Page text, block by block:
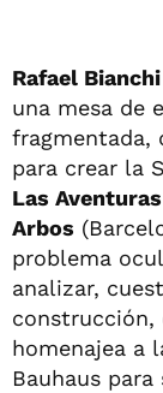
Rafael Bianchi
una mesa de
fragmentada,
para crear la
Las
Arbos
problema
analizar,
construcción,
homenajea a
Bauhaus